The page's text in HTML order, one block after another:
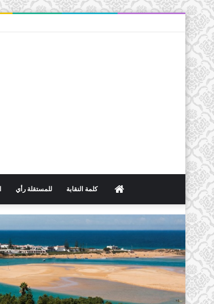
الرئيسيةكلمة النقابة للمستقلة رأي